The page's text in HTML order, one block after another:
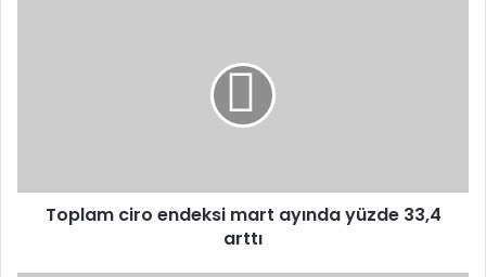
Toplam ciro endeksi mart ayında yüzde 33,4
arttı